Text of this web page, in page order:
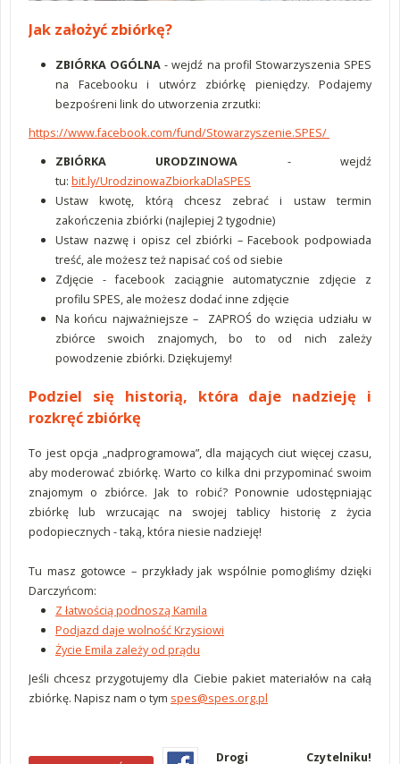
Jak założyć zbiórkę?
ZBIÓRKA OGÓLNA - wejdź na profil Stowarzyszenia SPES
na Facebooku i utwórz zbiórkę pieniędzy. Podajemy
bezpośreni link do utworzenia zrzutki:
https://www.facebook.com/fund/Stowarzyszenie.SPES/
ZBIÓRKA URODZINOWA - wejdź
tu: bit.ly/UrodzinowaZbiorkaDlaSPES
Ustaw kwotę, którą chcesz zebrać i ustaw termin
zakończenia zbiórki (najlepiej 2 tygodnie)
Ustaw nazwę i opisz cel zbiórki – Facebook podpowiada
treść, ale możesz też napisać coś od siebie
Zdjęcie - facebook zaciągnie automatycznie zdjęcie z
profilu SPES, ale możesz dodać inne zdjęcie
Na końcu najważniejsze – ZAPROŚ do wzięcia udziału w
zbiórce swoich znajomych, bo to od nich zależy
powodzenie zbiórki. Dziękujemy!
Podziel się historią, która daje nadzieję i
rozkręć zbiórkę
To jest opcja „nadprogramowa”, dla mających ciut więcej czasu,
aby moderować zbiórkę. Warto co kilka dni przypominać swoim
znajomym o zbiórce. Jak to robić? Ponownie udostępniając
zbiórkę lub wrzucając na swojej tablicy historię z życia
podopiecznych - taką, która niesie nadzieję!
Tu masz gotowce – przykłady jak wspólnie pomogliśmy dzięki
Darczyńcom:
Z łatwością podnoszą Kamila
Podjazd daje wolność Krzysiowi
Życie Emila zależy od prądu
Jeśli chcesz przygotujemy dla Ciebie pakiet materiałów na całą
zbiórkę. Napisz nam o tym spes@spes.org.pl
Drogi Czytelniku!